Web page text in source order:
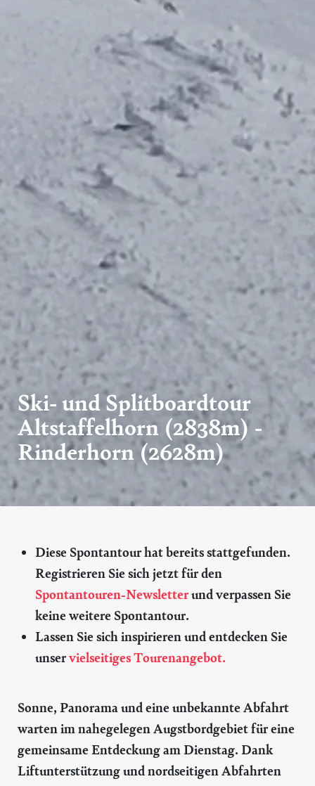
Ski- und Splitboardtour
Altstaffelhorn (2838m) -
Rinderhorn (2628m)
Diese Spontantour hat bereits stattgefunden.
Registrieren Sie sich jetzt für den
Spontantouren-Newsletterund verpassen Sie
keine weitere Spontantour.
Lassen Sie sich inspirieren und entdecken Sie
unservielseitiges Tourenangebot.
Sonne, Panorama und eine unbekannte Abfahrt
warten im nahegelegen Augstbordgebiet für eine
gemeinsame Entdeckung am Dienstag. Dank
Liftunterstützung und nordseitigen Abfahrten